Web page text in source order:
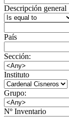
Descripción general
País
Sección:
Instituto
Grupo:
Nº Inventario